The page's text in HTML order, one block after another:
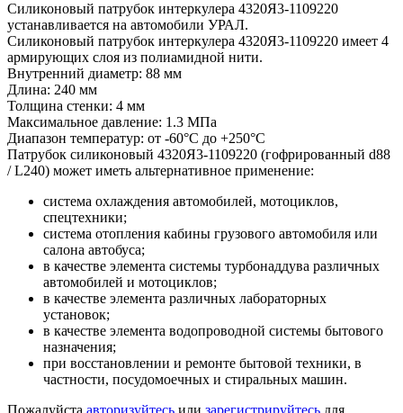
Силиконовый патрубок интеркулера 4320Я3-1109220
устанавливается на автомобили УРАЛ.
Силиконовый патрубок интеркулера 4320Я3-1109220 имеет 4
армирующих слоя из полиамидной нити.
Внутренний диаметр: 88 мм
Длина: 240 мм
Толщина стенки: 4 мм
Максимальное давление: 1.3 МПа
Диапазон температур: от -60°С до +250°С
Патрубок силиконовый 4320Я3-1109220 (гофрированный d88
/ L240) может иметь альтернативное применение:
система охлаждения автомобилей, мотоциклов,
спецтехники;
система отопления кабины грузового автомобиля или
салона автобуса;
в качестве элемента системы турбонаддува различных
автомобилей и мотоциклов;
в качестве элемента различных лабораторных
установок;
в качестве элемента водопроводной системы бытового
назначения;
при восстановлении и ремонте бытовой техники, в
частности, посудомоечных и стиральных машин.